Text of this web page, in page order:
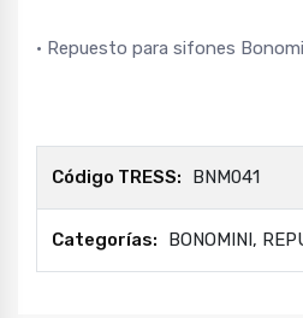
• Repuesto para sifones
Código TRESS: BNM041
Categorías: BONOMINI,